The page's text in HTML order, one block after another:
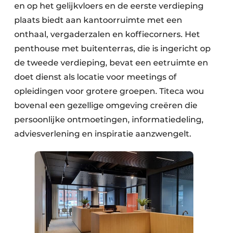
en op het gelijkvloers en de eerste verdieping
plaats biedt aan kantoorruimte met een
onthaal, vergaderzalen en koffiecorners. Het
penthouse met buitenterras, die is ingericht op
de tweede verdieping, bevat een eetruimte en
doet dienst als locatie voor meetings of
opleidingen voor grotere groepen. Titeca wou
bovenal een gezellige omgeving creëren die
persoonlijke ontmoetingen, informatiedeling,
adviesverlening en inspiratie aanzwengelt.